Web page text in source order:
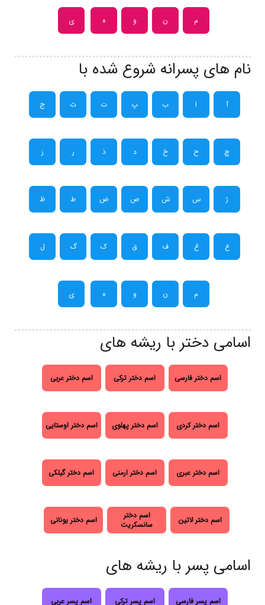
م ن و ه ی
نام های پسرانه شروع شده با
آ ا ب پ ت ث ج
چ ح خ د ذ ر ز
ژ س ش ص ض ط ظ
ع غ ف ق ک گ ل
م ن و ه ی
اسامی دختر با ریشه های
اسم دختر فارسی اسم دختر ترکی اسم دختر عربی
اسم دختر کردی اسم دختر پهلوی اسم دختر اوستایی
اسم دختر عبری اسم دختر ارمنی اسم دختر گیلکی
اسم دختر لاتین
اسم دختر
سانسکریت
اسم دختر یونانی
اسامی پسر با ریشه های
اسم پسر فارسی اسم پسر ترکی اسم پسر عربی